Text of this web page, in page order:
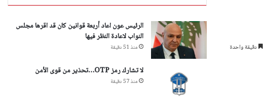
دقيقة واحدة
الرئيس عون اعاد أربعة قوانين كان قد اقرها مجلس
النواب لاعادة النظر فيها
منذ 51 دقيقة
لا تشارك رمز OTP…تحذير من قوى الأمن
منذ 57 دقيقة